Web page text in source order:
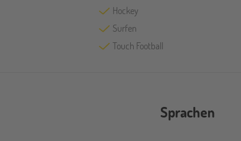
Hockey
Surfen
Touch Football
Sprachen